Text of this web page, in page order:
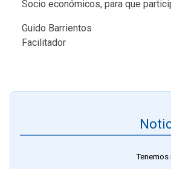
Socio económicos, para que
Guido Barrientos
Facilitador